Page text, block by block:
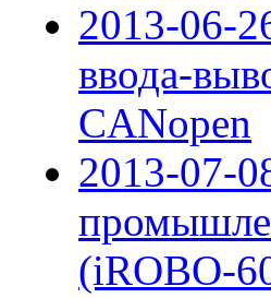
2013-06-
ввода-
CANopen
2013-07-
(iROBO-